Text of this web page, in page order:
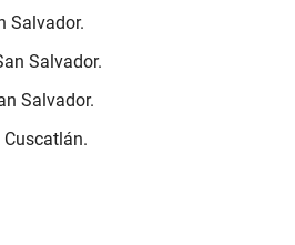
Salvador.
Salvador.
Salvador.